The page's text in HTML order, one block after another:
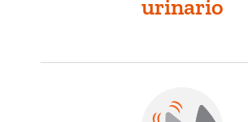
urinario